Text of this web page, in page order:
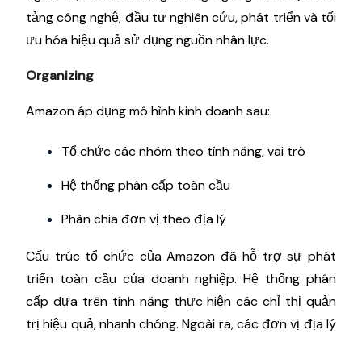
tảng công nghệ, đầu tư nghiên cứu, phát triển và tối
ưu hóa hiệu quả sử dụng nguồn nhân lực.
Organizing
Amazon áp dụng mô hình kinh doanh sau:
Tổ chức các nhóm theo tính năng, vai trò
Hệ thống phân cấp toàn cầu
Phân chia đơn vị theo địa lý
Cấu trúc tổ chức của Amazon đã hỗ trợ sự phát
triển toàn cầu của doanh nghiệp. Hệ thống phân
cấp dựa trên tính năng thực hiện các chỉ thị quản
trị hiệu quả, nhanh chóng. Ngoài ra, các đơn vị địa lý